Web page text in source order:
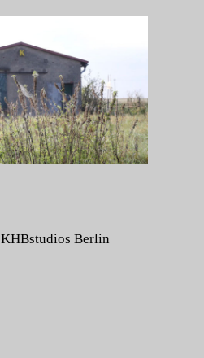
KHBstudios Berlin